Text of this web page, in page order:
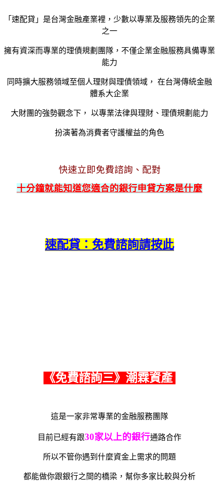
「速配貸」是台灣金融產業裡，少數以專業及服務領先的企業
之一
擁有資深而專業的理債規劃團隊，不僅企業金融服務具備專業
能力
同時擴大服務領域至個人理財與理債領域， 在台灣傳統金融
體系大企業
大財團的強勢觀念下， 以專業法律與理財、理債規劃能力
扮演著為消費者守護權益的角色
快速立即免費諮詢、配對
十分鐘就能知道您適合的銀行申貸方案是什麼
速配貸：免費諮詢請按此
《免費諮詢三》潮霖資產
這是一家非常專業的金融服務團隊
目前已經有跟30家以上的銀行通路合作
所以不管你遇到什麼資金上需求的問題
都能做你跟銀行之間的橋梁，幫你多家比較與分析